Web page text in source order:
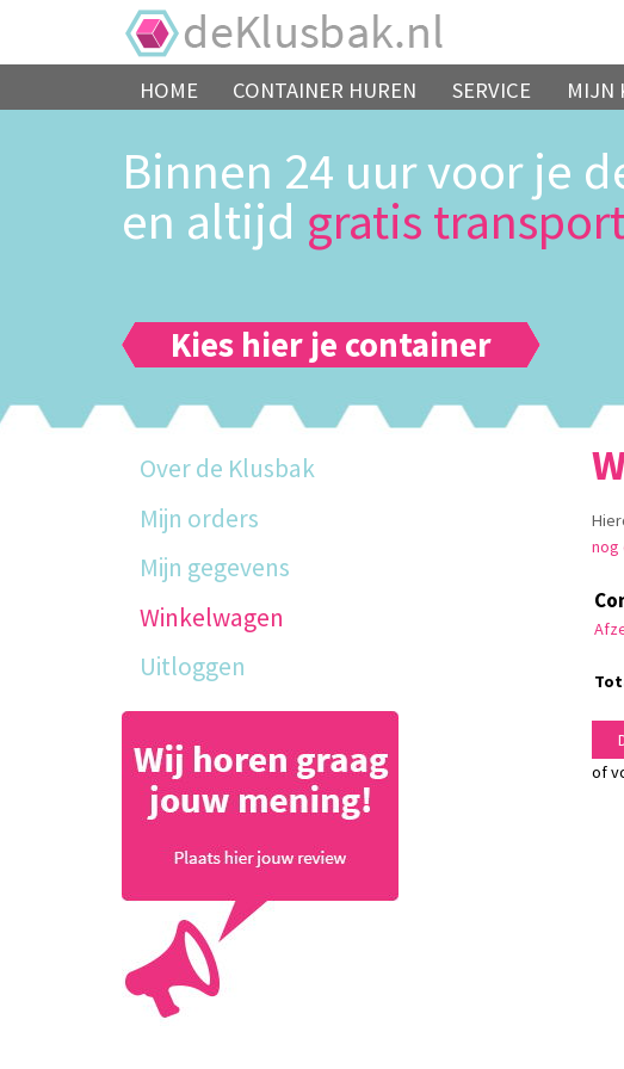
HOME CONTAINER HUREN SERVICE MIJN
Binnen 24 uur voor je
en altijd gratis
Kies hier je container
Over de Klusbak
Mijn orders
Mijn gegevens
Winkelwagen
Uitloggen
nog
of